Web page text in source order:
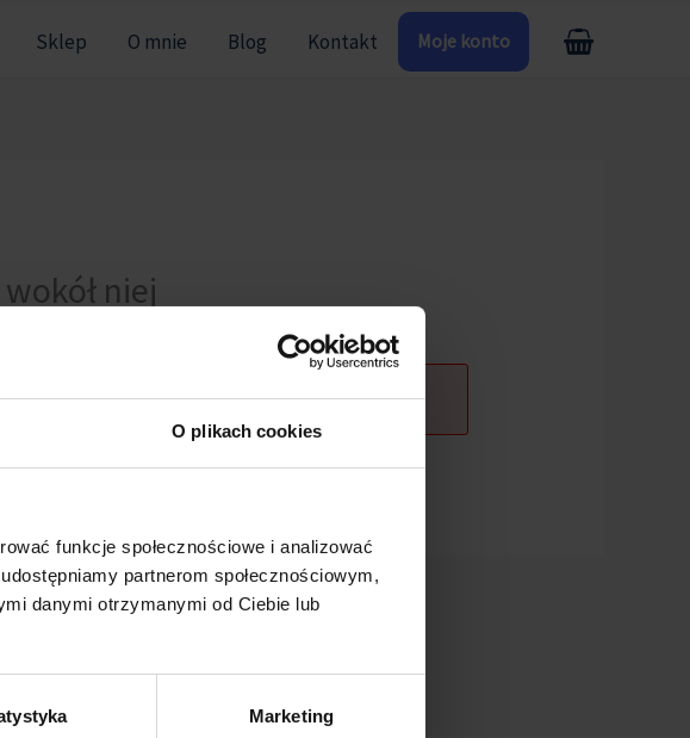
O plikach cookies
funkcje społecznościowe i analizować
partnerom społecznościowym,
danymi otrzymanymi od Ciebie lub
Marketing
Sklep O mnie Blog Kontakt Moje konto
niej
nie jesteś zalogowany.